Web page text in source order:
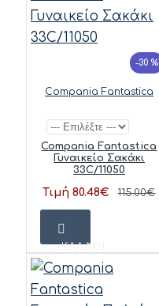
-30 %
Compania Fantastica
Compania Fantastica
Γυναικείο Σακάκι
33C/11050
Τιμή 80.48€ 115.00€
ΚΑΛΆΘΙ